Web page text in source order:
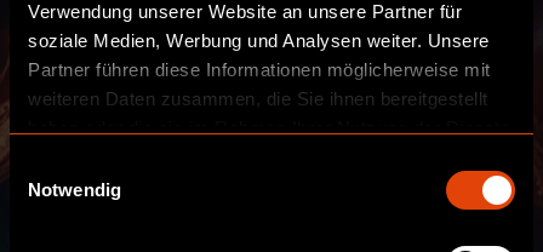
Verwendung unserer Website an unsere Partner für
soziale Medien, Werbung und Analysen weiter. Unsere
Partner führen diese Informationen möglicherweise mit
weiteren Daten zusammen, die Sie ihnen bereitgestellt
Notwendig